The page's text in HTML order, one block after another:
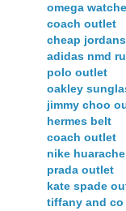
omega
coach outlet
cheap jordans
adidas nmd
polo outlet
oakley
jimmy choo
hermes belt
coach outlet
nike
prada outlet
kate spade
tiffany and co